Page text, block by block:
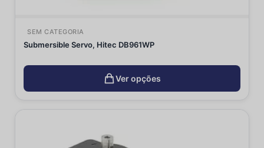
SEM CATEGORIA
Submersible Servo, Hitec DB961WP
Ver opções